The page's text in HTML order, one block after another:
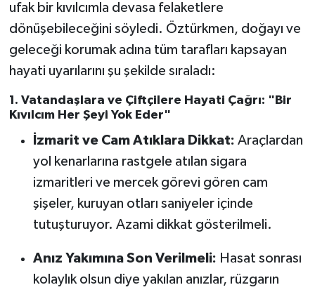
ufak bir kıvılcımla devasa felaketlere
dönüşebileceğini söyledi. Öztürkmen, doğayı ve
geleceği korumak adına tüm tarafları kapsayan
hayati uyarılarını şu şekilde sıraladı:
1. Vatandaşlara ve Çiftçilere Hayati Çağrı: "Bir
Kıvılcım Her Şeyi Yok Eder"
İzmarit ve Cam Atıklara Dikkat: Araçlardan
yol kenarlarına rastgele atılan sigara
izmaritleri ve mercek görevi gören cam
şişeler, kuruyan otları saniyeler içinde
tutuşturuyor. Azami dikkat gösterilmeli.
Anız Yakımına Son Verilmeli: Hasat sonrası
kolaylık olsun diye yakılan anızlar, rüzgarın